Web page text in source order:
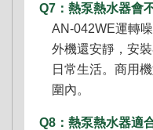
Q7：熱泵熱水器會
AN-042WE運轉
外機還安靜，安
日常生活。商用
圍內。
Q8：熱泵熱水器適